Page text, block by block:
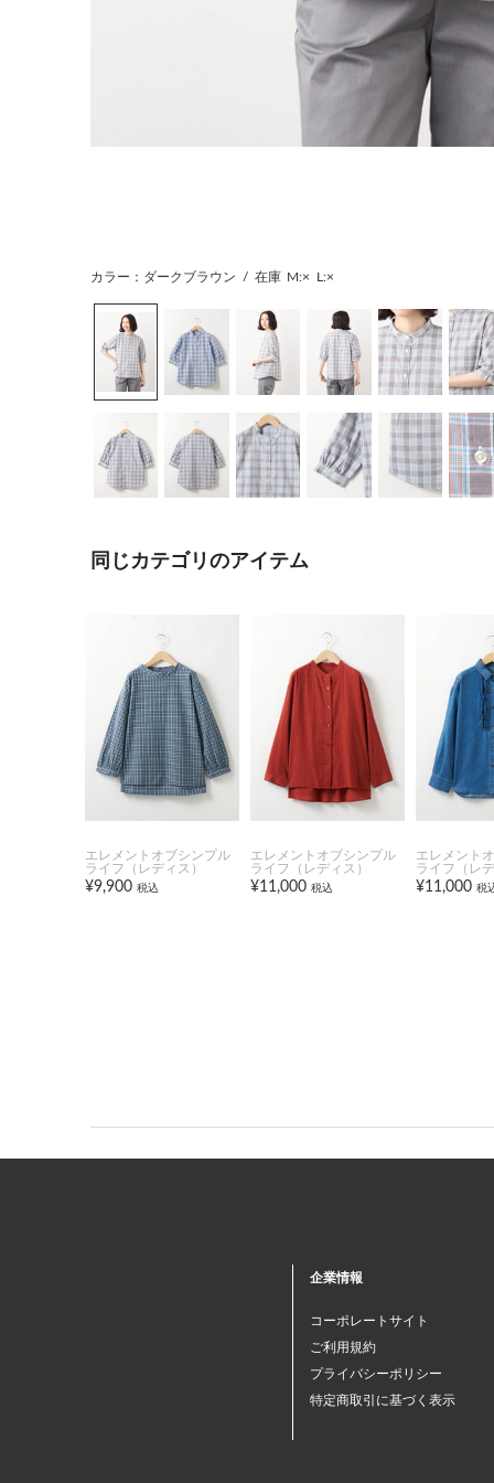
カラー：ダークブラウン / 在庫 M:× L:×
同じカテゴリのアイテム
エレメントオブシンプル
ライフ（レディス）
¥9,900 税込
エレメントオブシンプル
ライフ（レディス）
¥11,000 税込
エレメント
ライフ（レ
¥11,000 税
企業情報
コーポレートサイト
ご利用規約
プライバシーポリシー
特定商取引に基づく表示